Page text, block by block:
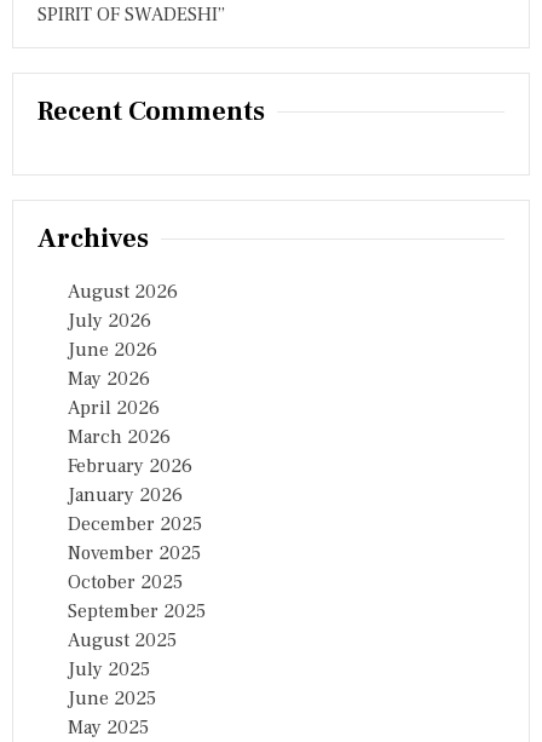
SPIRIT OF SWADESHI”
Recent Comments
Archives
August 2026
July 2026
June 2026
May 2026
April 2026
March 2026
February 2026
January 2026
December 2025
November 2025
October 2025
September 2025
August 2025
July 2025
June 2025
May 2025